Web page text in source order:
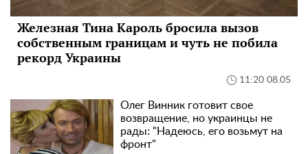
Железная Тина Кароль бросила вызов
собственным границам и чуть не побила
рекорд Украины
11:20 08.05
Олег Винник готовит свое
возвращение, но украинцы не
рады: "Надеюсь, его возьмут на
фронт"